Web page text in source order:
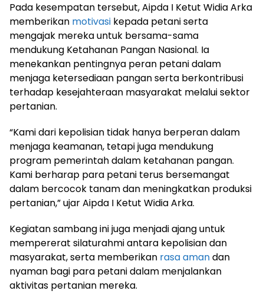
Pada kesempatan tersebut, Aipda I Ketut Widia Arka
memberikan motivasi kepada petani serta
mengajak mereka untuk bersama-sama
mendukung Ketahanan Pangan Nasional. Ia
menekankan pentingnya peran petani dalam
menjaga ketersediaan pangan serta berkontribusi
terhadap kesejahteraan masyarakat melalui sektor
pertanian.
“Kami dari kepolisian tidak hanya berperan dalam
menjaga keamanan, tetapi juga mendukung
program pemerintah dalam ketahanan pangan.
Kami berharap para petani terus bersemangat
dalam bercocok tanam dan meningkatkan produksi
pertanian,” ujar Aipda I Ketut Widia Arka.
Kegiatan sambang ini juga menjadi ajang untuk
mempererat silaturahmi antara kepolisian dan
masyarakat, serta memberikan rasa amandan
nyaman bagi para petani dalam menjalankan
aktivitas pertanian mereka.